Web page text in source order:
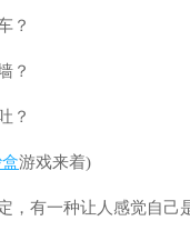
？
？
？
游戏来着)
，有一种让人感觉自己